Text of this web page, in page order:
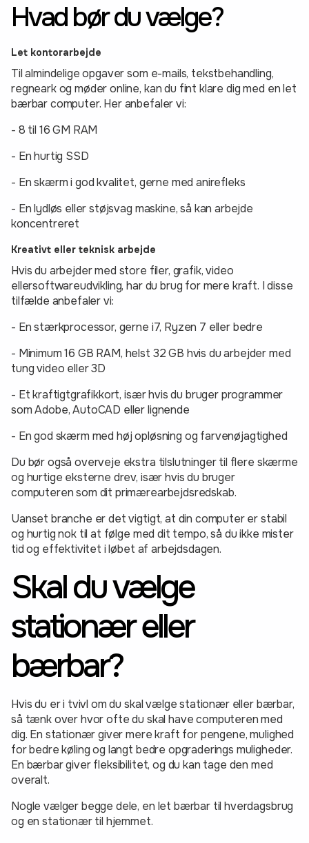
Hvad bør du vælge?
Let kontorarbejde
Til almindelige opgaver som e-mails, tekstbehandling,
regneark og møder online, kan du fint klare dig med en let
bærbar computer. Her anbefaler vi:
- 8 til 16 GM RAM
- En hurtig SSD
- En skærm i god kvalitet, gerne med anirefleks
- En lydløs eller støjsvag maskine, så kan arbejde
koncentreret
Kreativt eller teknisk arbejde
Hvis du arbejder med store filer, grafik, video
ellersoftwareudvikling, har du brug for mere kraft. I disse
tilfælde anbefaler vi:
- En stærkprocessor, gerne i7, Ryzen 7 eller bedre
- Minimum 16 GB RAM, helst 32 GB hvis du arbejder med
tung video eller 3D
- Et kraftigtgrafikkort, især hvis du bruger programmer
som Adobe, AutoCAD eller lignende
- En god skærm med høj opløsning og farvenøjagtighed
Du bør også overveje ekstra tilslutninger til flere skærme
og hurtige eksterne drev, især hvis du bruger
computeren som dit primærearbejdsredskab.
Uanset branche er det vigtigt, at din computer er stabil
og hurtig nok til at følge med dit tempo, så du ikke mister
tid og effektivitet i løbet af arbejdsdagen.
Skal du vælge
stationær eller
bærbar?
Hvis du er i tvivl om du skal vælge stationær eller bærbar,
så tænk over hvor ofte du skal have computeren med
dig. En stationær giver mere kraft for pengene, mulighed
for bedre køling og langt bedre opgraderings muligheder.
En bærbar giver fleksibilitet, og du kan tage den med
overalt.
Nogle vælger begge dele, en let bærbar til hverdagsbrug
og en stationær til hjemmet.